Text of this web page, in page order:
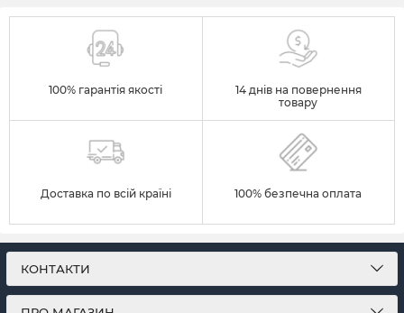
100% гарантія якості
14 днів на повернення
товару
Доставка по всій країні 100% безпечна оплата
КОНТАКТИ